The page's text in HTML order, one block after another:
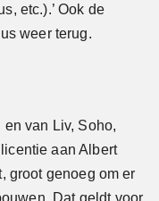
etc.).’ Ook de
weer terug.
van Liv, Soho,
aan Albert
groot genoeg om er
Dat geldt voor